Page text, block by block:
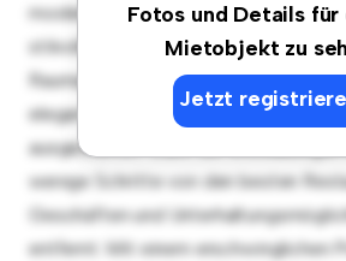
Fotos und Details für
Mietobjekt zu
Jetzt
moderne 2 Schlafzimmer-Wohnung
stilvollen und gemütlichen
Raumaufteilung eignet sich perfekt
elegante Küche ist mit erstklassigen
ausgestattet. Dank der erstklassigen
wenige Schritte von den besten
Geschäften und
entfernt. Mit einem erschwinglichen